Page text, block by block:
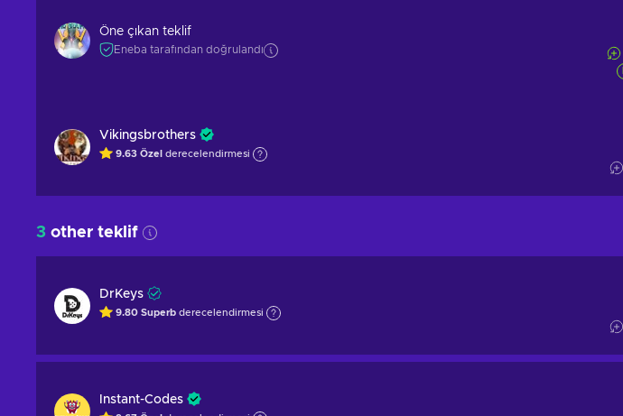
Öne çıkan teklif
Eneba tarafından doğrulandı
Vikingsbrothers
9.63 Özel derecelendirmesi
3 other teklif
DrKeys
9.80 Superb derecelendirmesi
Instant-Codes